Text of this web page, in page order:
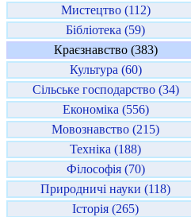
Мистецтво (112)
Бібліотека (59)
Краєзнавство (383)
Культура (60)
Сільське господарство (34)
Економіка (556)
Мовознавство (215)
Техніка (188)
Філософія (70)
Природничі науки (118)
Історія (265)